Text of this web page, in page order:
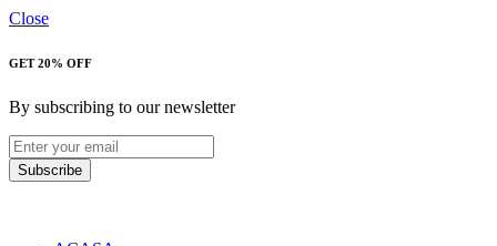
Close
GET 20% OFF
By subscribing to our newsletter
Subscribe